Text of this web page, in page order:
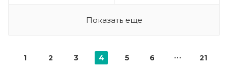
Показать еще
1 2 3 4 5 6 21